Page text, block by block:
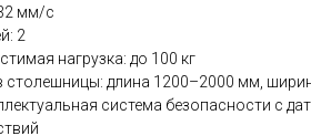
мм/с
2
нагрузка: до 100 кг
столешницы: длина 1200–2000 мм,
система безопасности с